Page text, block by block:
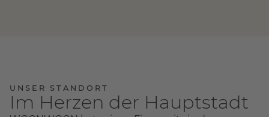
UNSER STANDORT
Im Herzen der Hauptstadt